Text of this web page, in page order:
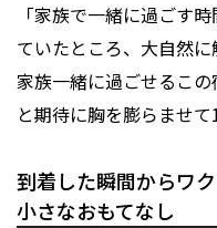
「家族で一緒に過ごす
ていたところ、大自然
家族一緒に過ごせるこ
と期待に胸を膨らませ
到着した瞬間からワ
小さなおもてなし